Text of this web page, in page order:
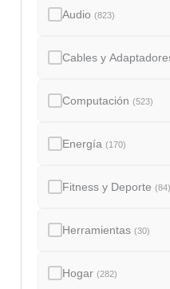
Audio(823)
Cables y
Computación(523)
Energía(170)
Fitness y Deporte(84)
Herramientas(30)
Hogar(282)